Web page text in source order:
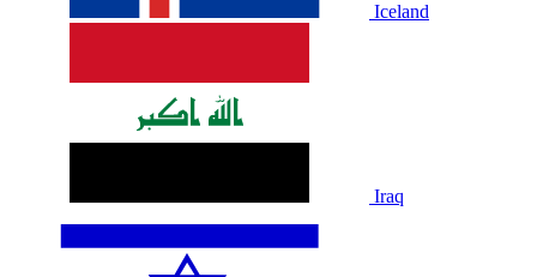
Iceland
Iraq